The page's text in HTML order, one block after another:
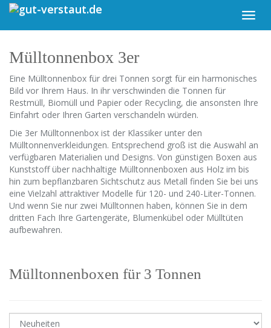
Skip
main
Mülltonnenbox 3er
Eine Mülltonnenbox für drei Tonnen sorgt für ein harmonisches
Bild vor Ihrem Haus. In ihr verschwinden die Tonnen für
Restmüll, Biomüll und Papier oder Recycling, die ansonsten Ihre
Einfahrt oder Ihren Garten verschandeln würden.
Die 3er Mülltonnenbox ist der Klassiker unter den
Mülltonnenverkleidungen. Entsprechend groß ist die Auswahl an
verfügbaren Materialien und Designs. Von günstigen Boxen aus
Kunststoff über nachhaltige Mülltonnenboxen aus Holz im bis
hin zum bepflanzbaren Sichtschutz aus Metall finden Sie bei uns
eine Vielzahl attraktiver Modelle für 120- und 240-Liter-Tonnen.
Und wenn Sie nur zwei Mülltonnen haben, können Sie in dem
dritten Fach Ihre Gartengeräte, Blumenkübel oder Mülltüten
aufbewahren.
Mülltonnenboxen für 3 Tonnen